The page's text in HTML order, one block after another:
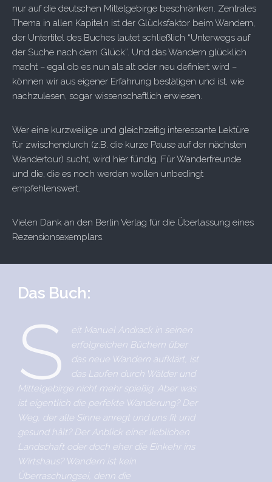
nur auf die deutschen Mittelgebirge beschränken. Zentrales
Thema in allen Kapiteln ist der Glücksfaktor beim Wandern,
der Untertitel des Buches lautet schließlich “Unterwegs auf
der Suche nach dem Glück”. Und das Wandern glücklich
macht – egal ob es nun als alt oder neu definiert wird –
können wir aus eigener Erfahrung bestätigen und ist, wie
nachzulesen, sogar wissenschaftlich erwiesen.
Wer eine kurzweilige und gleichzeitig interessante Lektüre
für zwischendurch (z.B. die kurze Pause auf der nächsten
Wandertour) sucht, wird hier fündig. Für Wanderfreunde
und die, die es noch werden wollen unbedingt
empfehlenswert.
Vielen Dank an den Berlin Verlag für die Überlassung eines
Rezensionsexemplars.
Das Buch:
S
eit Manuel Andrack in seinen
erfolgreichen Büchern über
das neue Wandern aufklärt, ist
das Laufen durch Wälder und
Mittelgebirge nicht mehr spießig. Aber was
ist eigentlich die perfekte Wanderung? Der
Weg, der alle Sinne anregt und uns fit und
gesund hält? Der Anblick einer lieblichen
Landschaft oder doch eher die Einkehr ins
Wirtshaus? Wandern ist kein
Überraschungsei, denn die